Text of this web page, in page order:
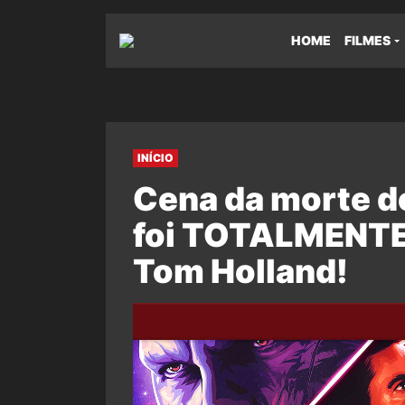
HOME FILMES
INÍCIO
Cena da morte
foi
Tom Holland!